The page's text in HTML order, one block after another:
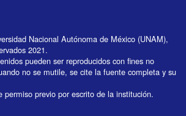
Nacional Autónoma de México (UNAM),
2021.
pueden ser reproducidos con fines no
no se mutile, se cite la fuente completa y su
permiso previo por escrito de la institución.